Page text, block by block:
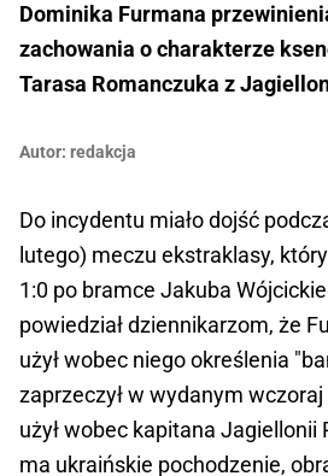
Dominika Furmana
zachowania o charakterze
Tarasa Romanczuka z
Autor: redakcja
Do incydentu miało dojść
lutego) meczu ekstraklasy,
1:0 po bramce Jakuba
powiedział dziennikarzom, że
użył wobec niego określenia
zaprzeczył w wydanym
użył wobec kapitana Jagiellonii
ma ukraińskie pochodzenie,